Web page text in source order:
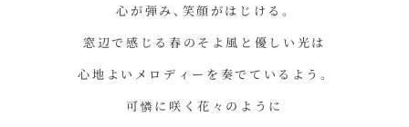
心が弾み、笑顔がはじける。
窓辺で感じる春のそよ風と優しい光は
心地よいメロディーを奏でているよう。
可憐に咲く花々のように